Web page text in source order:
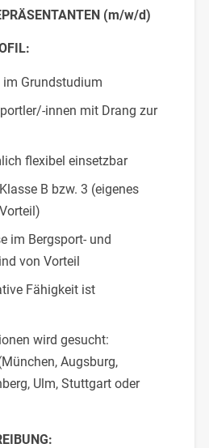
(m/w/d)
Grundstudium
innen mit Drang zur
flexibel einsetzbar
B bzw. 3 (eigenes
im Bergsport- und
von Vorteil
Fähigkeit ist
wird gesucht:
Augsburg,
Ulm, Stuttgart oder